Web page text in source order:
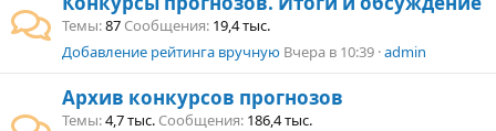
Темы 87 Сообщения 19,4 тыс.
Добавление рейтинга вручную Вчера в 10:39 admin
Архив конкурсов прогнозов
Темы 4,7 тыс. Сообщения 186,4 тыс.